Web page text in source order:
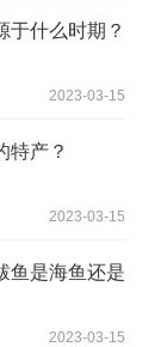
于什么时期？
2023-03-15
特产？
2023-03-15
鱼是海鱼还是
2023-03-15